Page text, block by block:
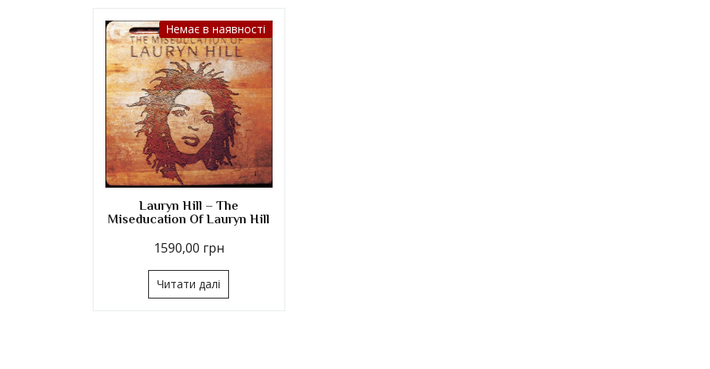
Немає в наявності
Lauryn Hill – The
Miseducation Of Lauryn Hill
1590,00 грн
Читати далі